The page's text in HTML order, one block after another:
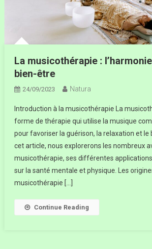
La musicothérapie :
bien-être
24/09/2023 Natura
Introduction à la musicothérapie La
forme de thérapie qui utilise la musique
pour favoriser la guérison, la relaxation et le
cet article, nous explorerons les nombreux
musicothérapie, ses différentes
sur la santé mentale et physique. Les
musicothérapie […]
Continue Reading